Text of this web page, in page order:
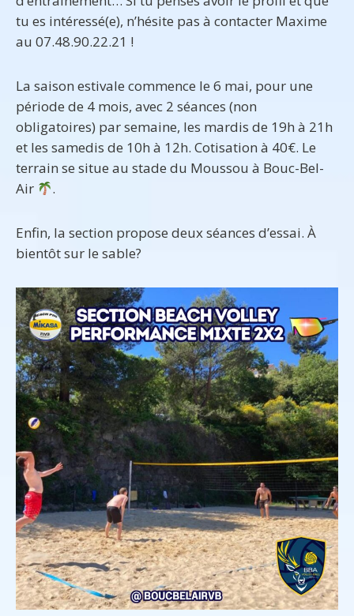
tu es intéressé(e), n’hésite pas à contacter Maxime
au 07.48.90.22.21 !
La saison estivale commence le 6 mai, pour une
période de 4 mois, avec 2 séances (non
obligatoires) par semaine, les mardis de 19h à 21h
et les samedis de 10h à 12h. Cotisation à 40€. Le
terrain se situe au stade du Moussou à Bouc-Bel-
Air
.
Enfin, la section propose deux séances d’essai. À
bientôt sur le sable?